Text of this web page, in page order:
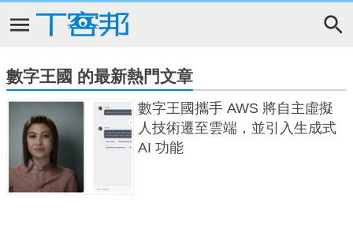
數字王國 的最新熱門文章
數字王國攜手 AWS 將自主虛擬
人技術遷至雲端，並引入生成式
AI 功能